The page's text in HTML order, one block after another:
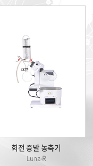
회전 증발 농축기
Luna-R